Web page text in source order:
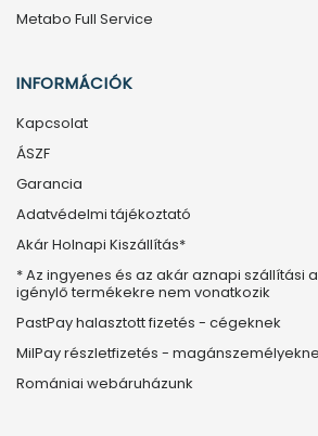
Metabo Full Service
INFORMÁCIÓK
Kapcsolat
ÁSZF
Garancia
Adatvédelmi tájékoztató
Akár Holnapi Kiszállítás*
* Az ingyenes és az akár aznapi szállítási
igénylő termékekre nem vonatkozik
PastPay halasztott fizetés - cégeknek
MilPay részletfizetés -
Romániai webáruházunk